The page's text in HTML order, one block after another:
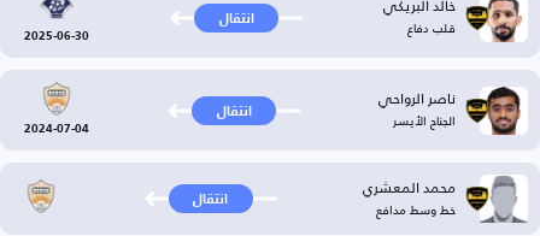
قلب دفاع انتقال
2025-06-30
ناصر الرواحي
الجناح الأيسر انتقال
2024-07-04
محمد المعشري
خط وسط مدافع انتقال